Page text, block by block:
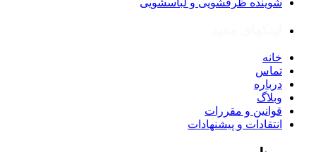
شوینده ظرفشویی و لباسشویی
خانه
تماس
درباره
وبلاگ
قوانین و مقررات
انتقادات و پیشنهادات